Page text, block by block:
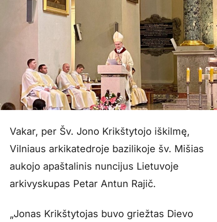
Vakar, per Šv. Jono Krikštytojo iškilmę,
Vilniaus arkikatedroje bazilikoje šv. Mišias
aukojo apaštalinis nuncijus Lietuvoje
arkivyskupas Petar Antun Rajič.
„Jonas Krikštytojas buvo griežtas Dievo